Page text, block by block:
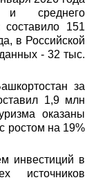
и среднего
151
в Российской
- 32 тыс.
за
1,9 млн
оказаны
ростом на 19%
инвестиций в
источников